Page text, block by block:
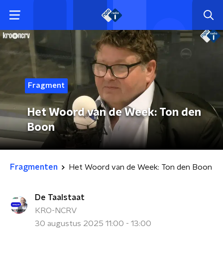
Fragment
Het Woord van de Week: Ton den
Boon
Fragmenten Het Woord van de Week: Ton den Boon
De Taalstaat
KRO-NCRV
30 augustus 2025 11:00 - 13:00